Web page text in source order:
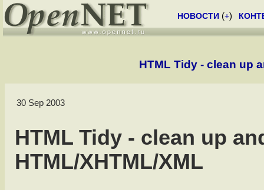
НОВОСТИ (+)
HTML Tidy - clean up
30 Sep 2003
HTML Tidy - clean up
HTML/XHTML/XML